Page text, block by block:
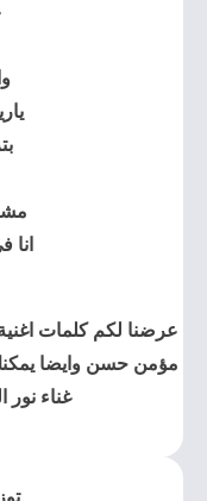
عرضنا لكم كلمات
مؤمن حسن وايضا
غناء نور